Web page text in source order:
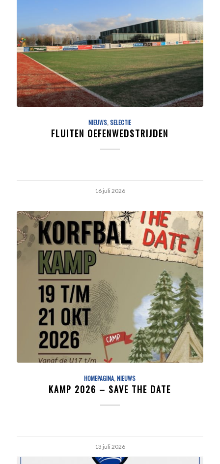
NIEUWS,SELECTIE
FLUITEN OEFENWEDSTRIJDEN
16 juli 2026
HOMEPAGINA,NIEUWS
KAMP 2026 – SAVE THE DATE
13 juli 2026